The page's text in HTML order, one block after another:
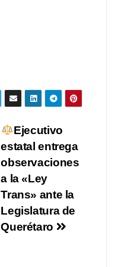
Ejecutivo
estatal entrega
observaciones
a la «Ley
Trans» ante la
Legislatura de
Querétaro